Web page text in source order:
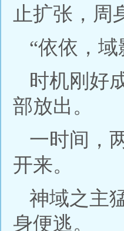
止扩张，周
“依依，域
时机刚好
部放出。
一时间，
开来。
神域之主
身便逃。